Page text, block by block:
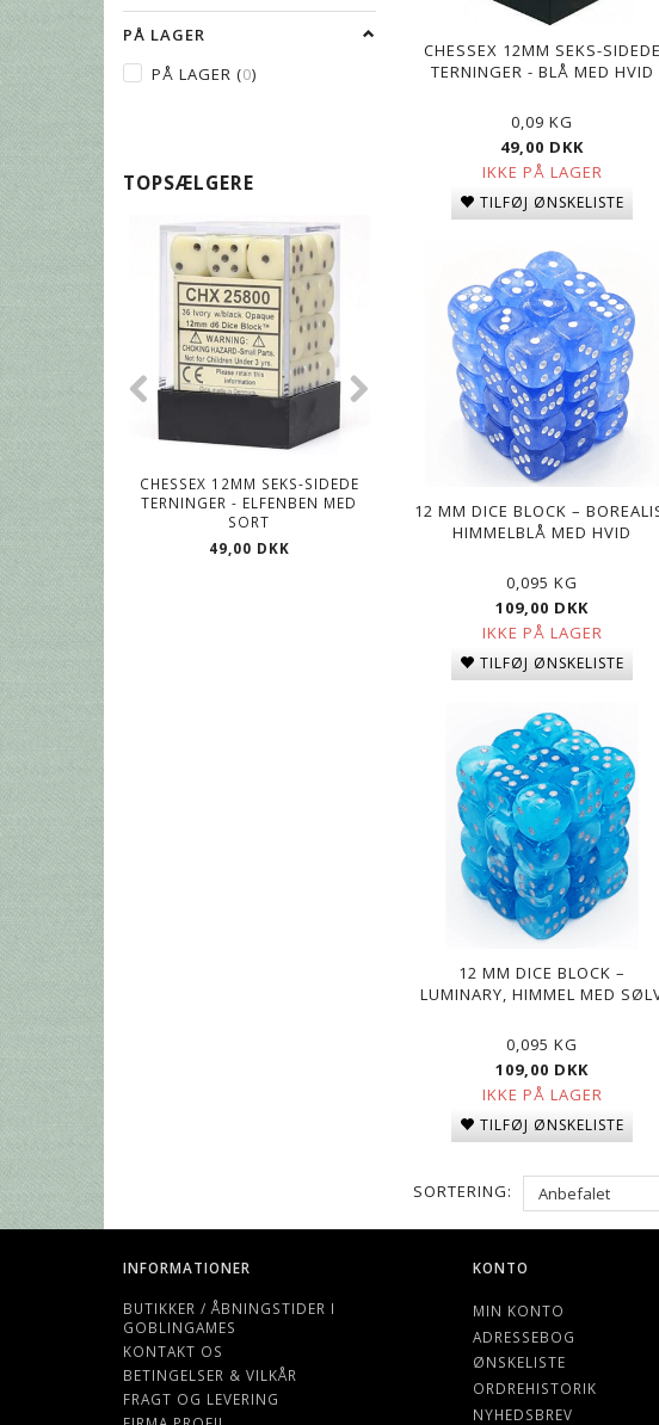
PÅ LAGER
PÅ LAGER (0)
TOPSÆLGERE
CHESSEX 12MM SEKS-SIDEDE
TERNINGER - ELFENBEN MED
SORT
49,00 DKK
CHESSEX 12MM SEKS-SIDEDE
TERNINGER - GRØN MED HVID
CHESSEX 12MM SEKS-SIDEDE
TERNINGER - BLÅ MED HVID
0,09 KG
49,00 DKK
IKKE PÅ LAGER
TILFØJ ØNSKELISTE
12 MM DICE BLOCK –
HIMMELBLÅ MED HVID
0,095 KG
109,00 DKK
IKKE PÅ LAGER
TILFØJ ØNSKELISTE
12 MM DICE BLOCK –
LUMINARY, HIMMEL MED
0,095 KG
109,00 DKK
IKKE PÅ LAGER
TILFØJ ØNSKELISTE
SORTERING:
INFORMATIONER
BUTIKKER / ÅBNINGSTIDER I
GOBLINGAMES
KONTAKT OS
BETINGELSER & VILKÅR
FRAGT OG LEVERING
KONTO
MIN KONTO
ADRESSEBOG
ØNSKELISTE
ORDREHISTORIK
NYHEDSBREV